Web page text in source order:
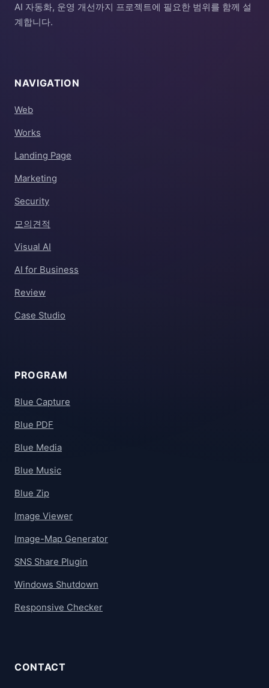
AI 자동화, 운영 개선까지 프로젝트에 필요한 범위를 함께 설
계합니다.
NAVIGATION
Web
Works
Landing Page
Marketing
Security
모의견적
Visual AI
AI for Business
Review
Case Studio
PROGRAM
Blue Capture
Blue PDF
Blue Media
Blue Music
Blue Zip
Image Viewer
Image-Map Generator
SNS Share Plugin
Windows Shutdown
Responsive Checker
CONTACT